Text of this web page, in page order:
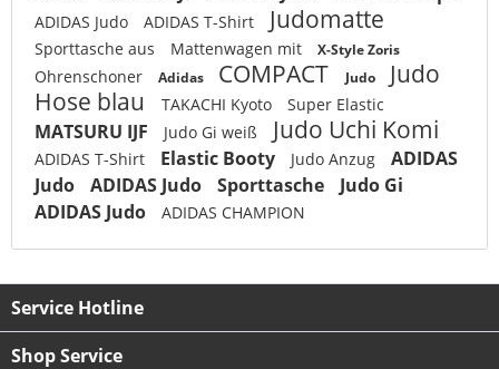
ADIDAS Judo ADIDAS T-Shirt Judomatte
Sporttasche aus Mattenwagen mit X-Style Zoris
Ohrenschoner Adidas COMPACT Judo
Judo
Hose blau
TAKACHI Kyoto Super Elastic
MATSURU IJF Judo Gi weiß Judo Uchi Komi
ADIDAS T-Shirt Elastic Booty Judo Anzug
ADIDAS
Judo
ADIDAS Judo Sporttasche
Judo Gi
ADIDAS Judo
ADIDAS CHAMPION
Service Hotline
Shop Service